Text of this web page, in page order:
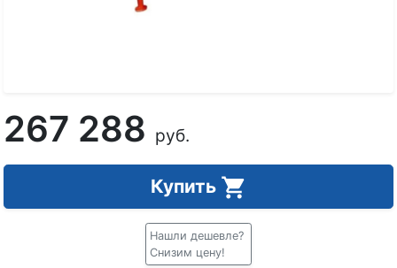
267 288 руб.
Купить
Нашли дешевле?
Снизим цену!